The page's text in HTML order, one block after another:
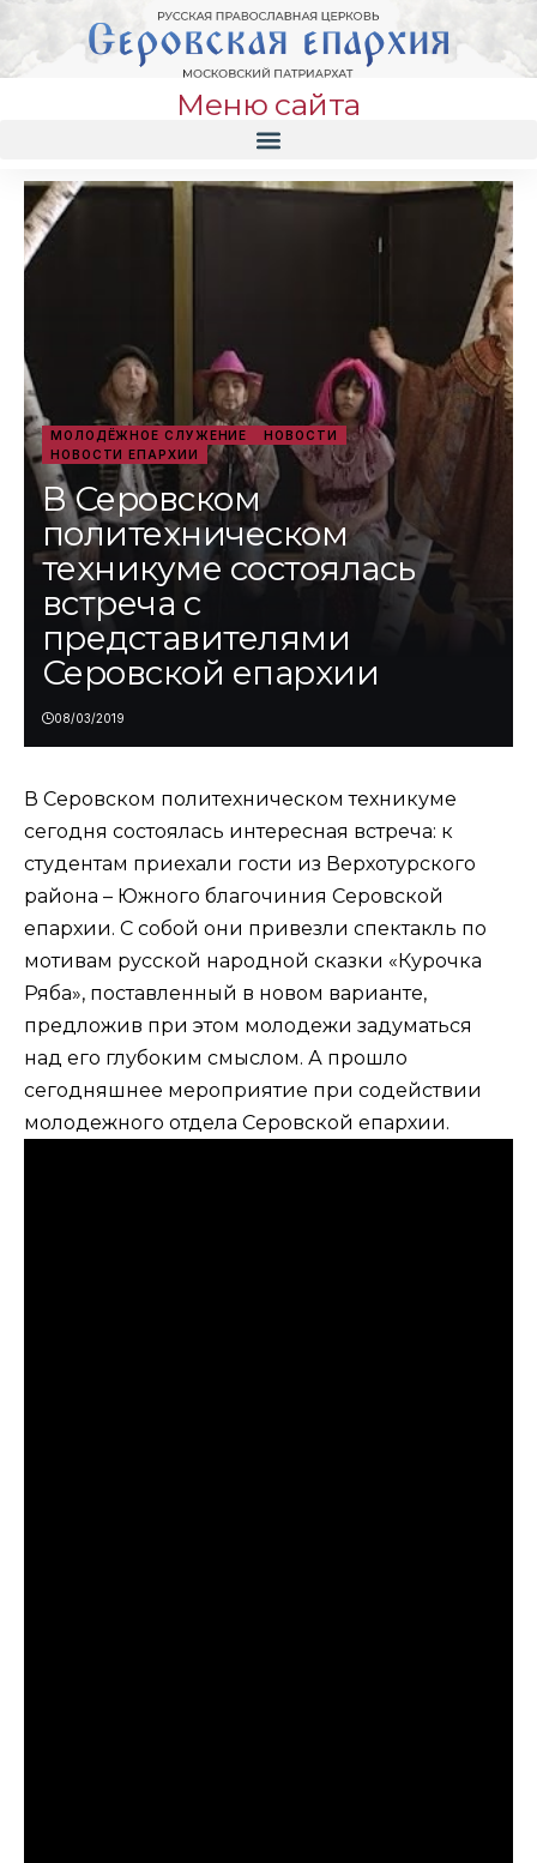
Меню сайта
МОЛОДЁЖНОЕ СЛУЖЕНИЕ
НОВОСТИ
НОВОСТИ ЕПАРХИИ
В Серовском
политехническом
техникуме состоялась
встреча с
представителями
Серовской епархии
08/03/2019
В Серовском политехническом техникуме
сегодня состоялась интересная встреча: к
студентам приехали гости из Верхотурского
района – Южного благочиния Серовской
епархии. С собой они привезли спектакль по
мотивам русской народной сказки «Курочка
Ряба», поставленный в новом варианте,
предложив при этом молодежи задуматься
над его глубоким смыслом. А прошло
сегодняшнее мероприятие при содействии
молодежного отдела Серовской епархии.